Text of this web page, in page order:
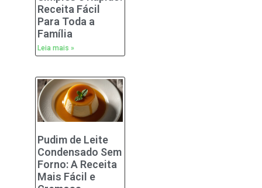
Receita Fácil
Para Toda a
Família
Leia mais »
Pudim de Leite
Condensado Sem
Forno: A Receita
Mais Fácil e